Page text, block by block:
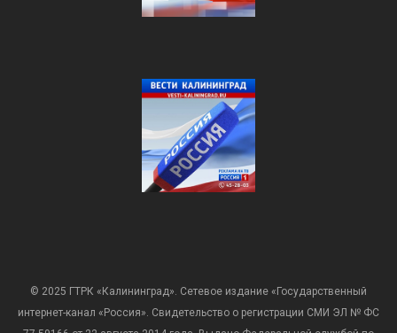
© 2025 ГТРК «Калининград». Сетевое издание «Государственный
интернет-канал «Россия». Свидетельство о регистрации СМИ ЭЛ № ФС